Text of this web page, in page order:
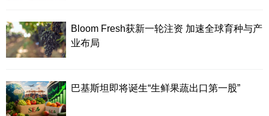
Bloom Fresh获新一轮注资 加速全球育种与产
业布局
巴基斯坦即将诞生“生鲜果蔬出口第一股”